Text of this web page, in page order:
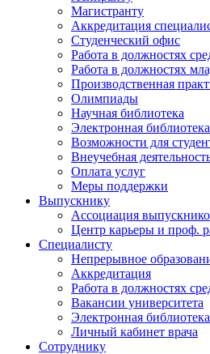
Магистранту
Аккредитация
Студенческий офис
Работа в должностях
Работа в должностях
Производственная
Олимпиады
Научная библиотека
Электронная библиотека
Возможности для
Внеучебная
Оплата услуг
Меры поддержки
Выпускнику
Ассоциация
Центр карьеры и проф.
Специалисту
Непрерывное
Аккредитация
Работа в должностях
Вакансии университета
Электронная библиотека
Личный кабинет врача
Сотруднику